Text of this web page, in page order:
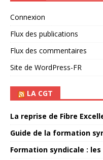
Connexion
Flux des publications
Flux des commentaires
Site de WordPress-FR
LA CGT
La reprise de Fibre
Guide de la formation
Formation syndicale :